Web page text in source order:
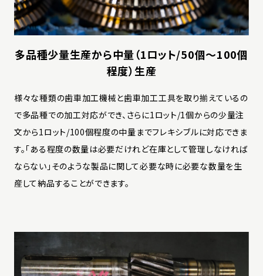
多品種少量生産から中量（1ロット/50個～100個
程度）生産
様々な種類の歯車加工機械と歯車加工工具を取り揃えているの
で多品種での加工対応ができ、さらに1ロット/1個からの少量注
文から1ロット/100個程度の中量までフレキシブルに対応できま
す。「ある程度の数量は必要だけれど在庫として管理しなければ
ならない」そのような製品に関して必要な時に必要な数量を生
産して納品することができます。